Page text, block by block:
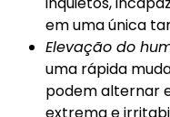
em uma única
Elevação do
uma rápida
podem alternar